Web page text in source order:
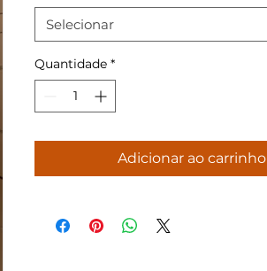
Selecionar
Quantidade *
Adicionar ao carrinho